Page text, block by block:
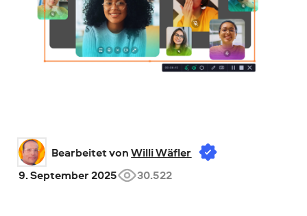
Bearbeitet von Willi Wäfler
9. September 2025
30.522